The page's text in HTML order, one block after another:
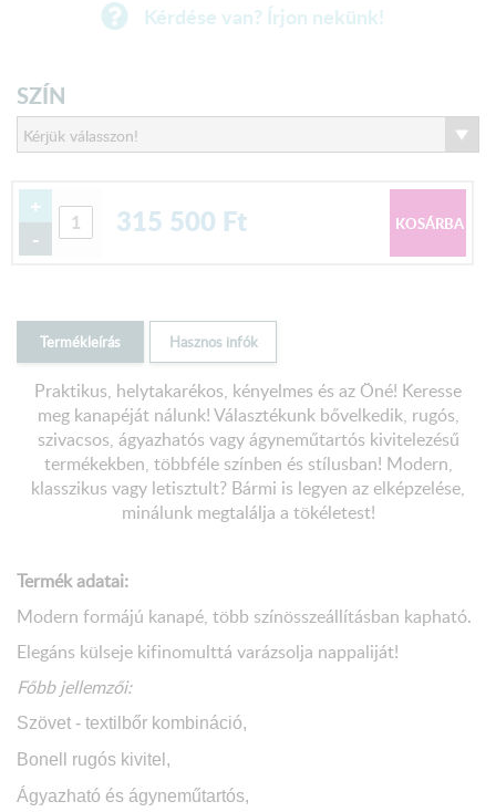
Kérdése van? Írjon nekünk!
SZÍN
+
-
315 500 Ft
Termékleírás Hasznos infók
Praktikus, helytakarékos, kényelmes és az Öné! Keresse
meg kanapéját nálunk! Választékunk bővelkedik, rugós,
szivacsos, ágyazhatós vagy ágyneműtartós kivitelezésű
termékekben, többféle színben és stílusban! Modern,
klasszikus vagy letisztult? Bármi is legyen az elképzelése,
minálunk megtalálja a tökéletest!
Termék adatai:
Modern formájú kanapé, több színösszeállításban kapható.
Elegáns külseje kifinomulttá varázsolja nappaliját!
Főbb jellemzői:
Szövet - textilbőr kombináció,
Bonell rugós kivitel,
Ágyazható és ágyneműtartós,